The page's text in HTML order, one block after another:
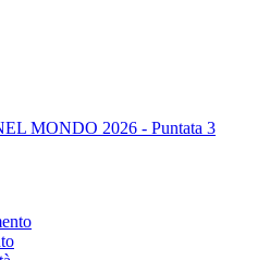
MONDO 2026 - Puntata 3